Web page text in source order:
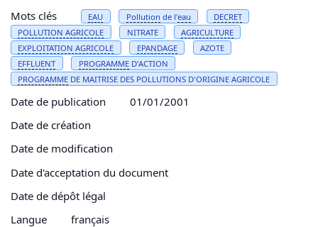
Mots clés
EAU Pollution de l'eau
DECRET
POLLUTION AGRICOLE NITRATE
AGRICULTURE
EXPLOITATION AGRICOLE
EPANDAGE
AZOTE
EFFLUENT
PROGRAMMED'ACTION
PROGRAMME DE MAITRISE DES POLLUTIONS D'ORIGINE AGRICOLE
Date de publication
01/01/2001
Date de création
Date de modification
Date d'acceptation du document
Date de dépôt légal
Langue
français